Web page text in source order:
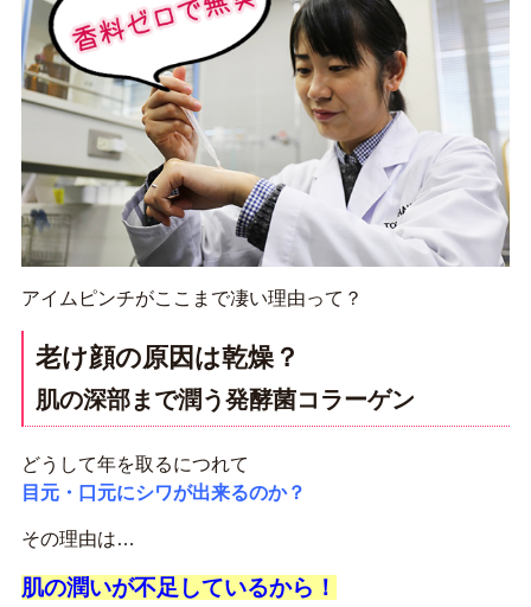
アイムピンチがここまで凄い理由って？
老け顔の原因は乾燥？
肌の深部まで潤う発酵菌コラーゲン
どうして年を取るにつれて
目元・口元にシワが出来るのか？
その理由は…
肌の潤いが不足しているから！